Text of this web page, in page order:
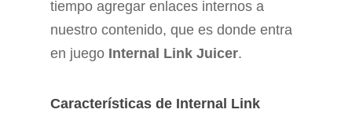
tiempo agregar enlaces internos a
nuestro contenido, que es donde entra
en juego Internal Link Juicer.
Características de Internal Link